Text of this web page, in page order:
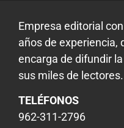
Empresa editorial
años de experiencia,
encarga de difundir
sus miles de lectores.
TELÉFONOS
962-311-2796